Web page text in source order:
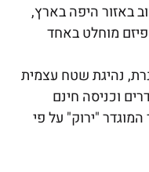
באזור היפה בארץ,
מוחלט באחד
נהיגת שטח עצמית
וכניסה חינם
"ירוק" על פי